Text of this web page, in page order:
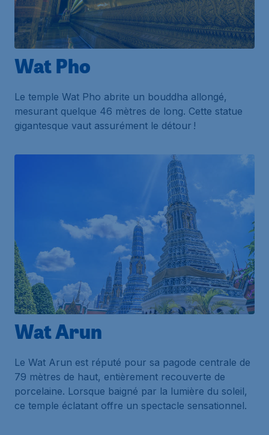
Wat Pho
Le temple Wat Pho abrite un bouddha allongé,
mesurant quelque 46 mètres de long. Cette statue
gigantesque vaut assurément le détour !
Wat Arun
Le Wat Arun est réputé pour sa pagode centrale de
79 mètres de haut, entièrement recouverte de
porcelaine. Lorsque baigné par la lumière du soleil,
ce temple éclatant offre un spectacle sensationnel.